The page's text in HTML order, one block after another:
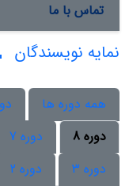
تماس با ما
نمایه نویسندگان
همه دوره ها
دوره 8
دوره 7
دوره 3
دوره 2